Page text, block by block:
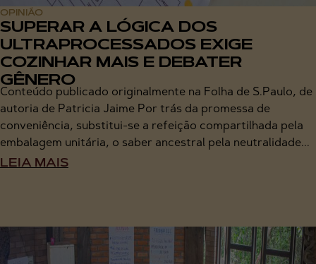
OPINIÃO
SUPERAR A LÓGICA DOS
ULTRAPROCESSADOS EXIGE
COZINHAR MAIS E DEBATER
GÊNERO
Conteúdo publicado originalmente na Folha de S.Paulo, de
autoria de Patricia Jaime Por trás da promessa de
conveniência, substitui-se a refeição compartilhada pela
embalagem unitária, o saber ancestral pela neutralidade...
LEIA MAIS